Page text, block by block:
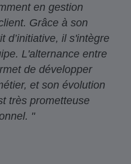
en gestion
Grâce à son
d’initiative, il s'intègre
L'alternance entre
de développer
et son évolution
très prometteuse
"